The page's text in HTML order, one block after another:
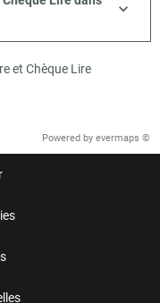
et Chèque Lire
Powered by evermaps ©